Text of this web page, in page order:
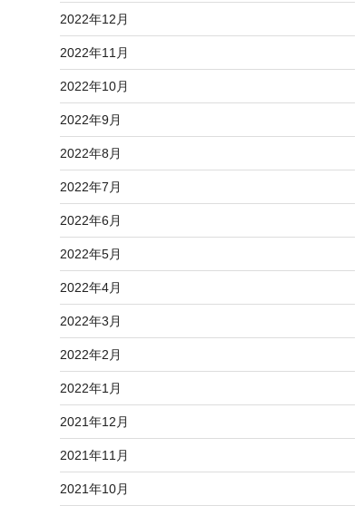
2022年12月
2022年11月
2022年10月
2022年9月
2022年8月
2022年7月
2022年6月
2022年5月
2022年4月
2022年3月
2022年2月
2022年1月
2021年12月
2021年11月
2021年10月